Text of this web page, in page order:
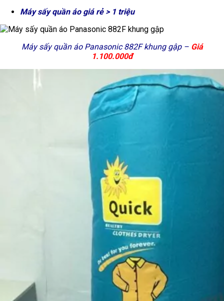
Máy sấy quần áo giá rẻ > 1 triệu
Máy sấy quần áo Panasonic 882F khung gập – Giá
1.100.000đ